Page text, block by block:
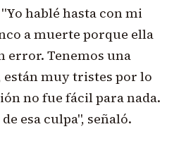
hablé hasta con mi
a muerte porque ella
error. Tenemos una
muy tristes por lo
no fue fácil para nada.
esa culpa", señaló.